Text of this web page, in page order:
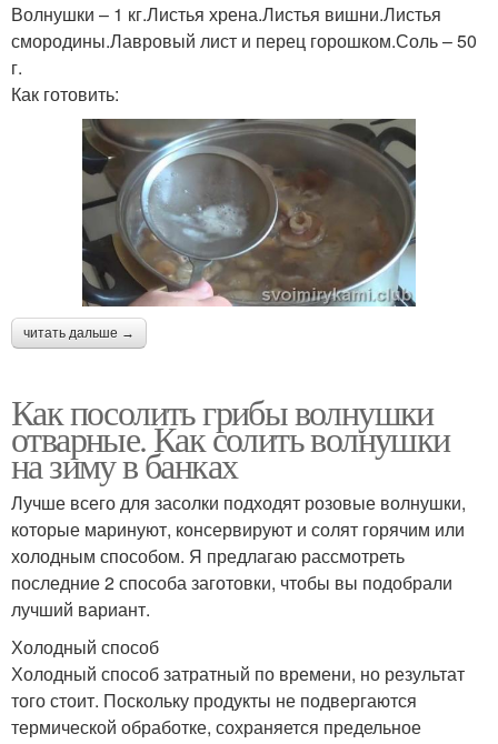
Волнушки – 1 кг.Листья хрена.Листья вишни.Листья
смородины.Лавровый лист и перец горошком.Соль – 50
г.
Как готовить:
читать дальше →
Как посолить грибы волнушки
отварные. Как солить волнушки
на зиму в банках
Лучше всего для засолки подходят розовые волнушки,
которые маринуют, консервируют и солят горячим или
холодным способом. Я предлагаю рассмотреть
последние 2 способа заготовки, чтобы вы подобрали
лучший вариант.
Холодный способ
Холодный способ затратный по времени, но результат
того стоит. Поскольку продукты не подвергаются
термической обработке, сохраняется предельное